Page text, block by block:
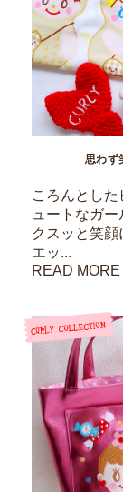
思わず
ころんとし
ュートなガ
クスッと笑
エッ...
READ MORE